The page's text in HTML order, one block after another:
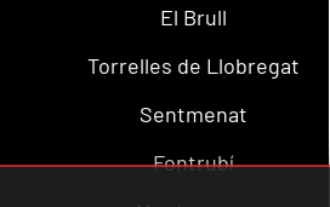
El Brull
Torrelles de Llobregat
Sentmenat
Fontrubí